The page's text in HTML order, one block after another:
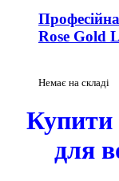
Rose Gold L
Немає на складі
Купити
для